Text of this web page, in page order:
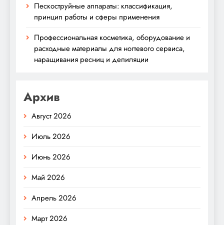
Пескоструйные аппараты: классификация,
принцип работы и сферы применения
Профессиональная косметика, оборудование и
расходные материалы для ногтевого сервиса,
наращивания ресниц и депиляции
Архив
Август 2026
Июль 2026
Июнь 2026
Май 2026
Апрель 2026
Март 2026